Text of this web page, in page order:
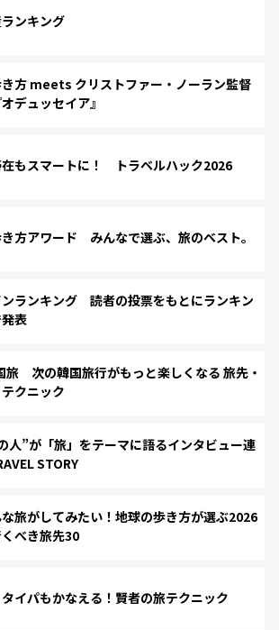
ンキング
方 meets クリストファー・ノーラン監督
デュッセイア』
もスマートに！ トラベルハック2026
方アワード みんなで選ぶ、旅のベスト。
ランキング 読者の投票をもとにランキン
表
旅 次の韓国旅行がもっと楽しくなる 旅先・
クニック
人”が「旅」をテーマに語るインタビュー連
STORY
旅がしてみたい！地球の歩き方が選ぶ2026
べき旅先30
イパもかなえる！賢者の旅テクニック